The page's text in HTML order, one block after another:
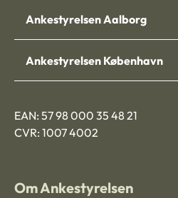
Ankestyrelsen Aalborg
Ankestyrelsen København
EAN: 57 98 000 35 48 21
CVR: 1007 4002
Om Ankestyrelsen